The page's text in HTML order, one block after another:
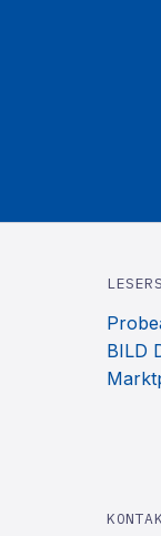
BILD